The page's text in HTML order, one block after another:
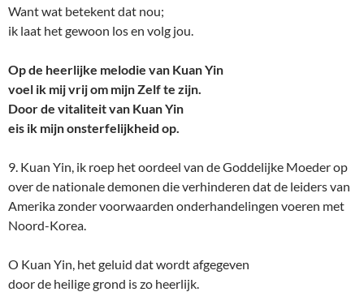
Want wat betekent dat nou;
ik laat het gewoon los en volg jou.
Op de heerlijke melodie van Kuan Yin
voel ik mij vrij om mijn Zelf te zijn.
Door de vitaliteit van Kuan Yin
eis ik mijn onsterfelijkheid op.
9. Kuan Yin, ik roep het oordeel van de Goddelijke Moeder op
over de nationale demonen die verhinderen dat de leiders van
Amerika zonder voorwaarden onderhandelingen voeren met
Noord-Korea.
O Kuan Yin, het geluid dat wordt afgegeven
door de heilige grond is zo heerlijk.